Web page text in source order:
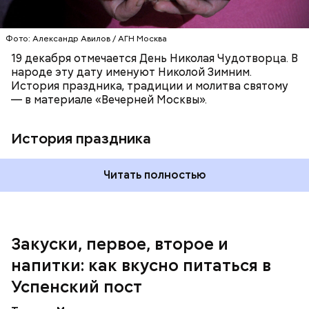
Фото: Александр Авилов / АГН Москва
19 декабря отмечается День Николая Чудотворца. В
народе эту дату именуют Николой Зимним.
История праздника, традиции и молитва святому
— в материале «Вечерней Москвы».
История праздника
Читать полностью
Закуски, первое, второе и
напитки: как вкусно питаться в
Успенский пост
600 г помидоров;
300 г моркови;
200 г шпината;
зелень петрушки и укропа.
оставшемся масле, добавить к ним нашинкованные
листья шпината, салата, зеленый лук, зелень
петрушки, помидоры, нарезанные небольшими
дольками, и все тушить 10-15 минут. Полученный
соус заправить солью, сахаром, раствором
лимонной кислоты или уксусом, залить им
обжаренные баклажаны и тушить в жарочном